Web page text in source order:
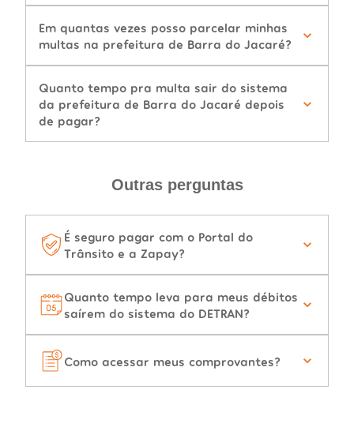
Em quantas vezes posso parcelar minhas
multas na prefeitura de Barra do Jacaré?
Quanto tempo pra multa sair do sistema
da prefeitura de Barra do Jacaré depois
de pagar?
Outras perguntas
É seguro pagar com o Portal do
Trânsito e a Zapay?
Quanto tempo leva para meus débitos
saírem do sistema do DETRAN?
Como acessar meus comprovantes?